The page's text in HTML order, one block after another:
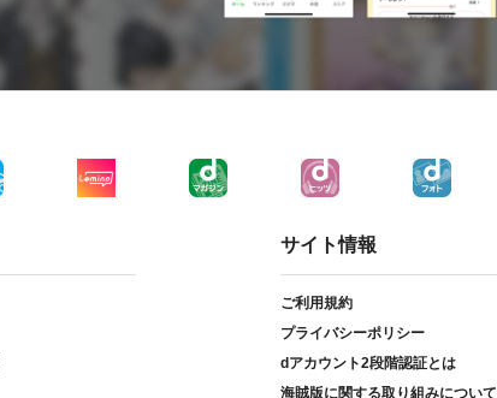
サイト情報
ご利用規約
プライバシーポリシー
dアカウント2段階認証とは
海賊版に関する取り組みについて